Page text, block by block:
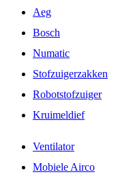
Aeg
Bosch
Numatic
Stofzuigerzakken
Robotstofzuiger
Kruimeldief
Ventilator
Mobiele Airco